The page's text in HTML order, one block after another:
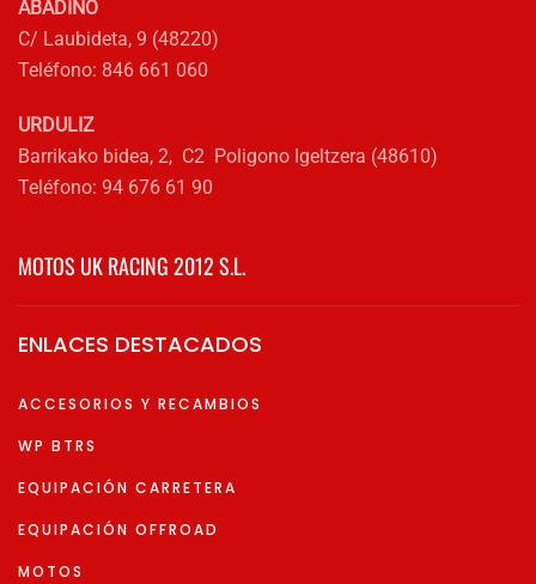
ABADIÑO
C/ Laubideta, 9 (48220)
Teléfono: 846 661 060
URDULIZ
Barrikako bidea, 2, C2 Poligono Igeltzera (48610)
Teléfono: 94 676 61 90
MOTOS UK RACING 2012 S.L.
ENLACES DESTACADOS
ACCESORIOS Y RECAMBIOS
WP BTRS
EQUIPACIÓN CARRETERA
EQUIPACIÓN OFFROAD
MOTOS